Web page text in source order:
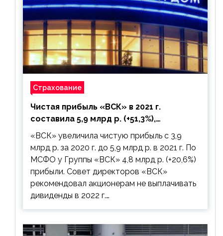
Страхование
Чистая прибыль «ВСК» в 2021 г.
составила 5,9 млрд р. (+51,3%),
дивиденды рекомендовано не
выплачивать
«ВСК» увеличила чистую прибыль с 3,9
млрд р. за 2020 г. до 5,9 млрд р. в 2021 г. По
МСФО у Группы «ВСК» 4,8 млрд р. (+20,6%)
прибыли. Совет директоров «ВСК»
рекомендовал акционерам не выплачивать
дивиденды в 2022 г.…